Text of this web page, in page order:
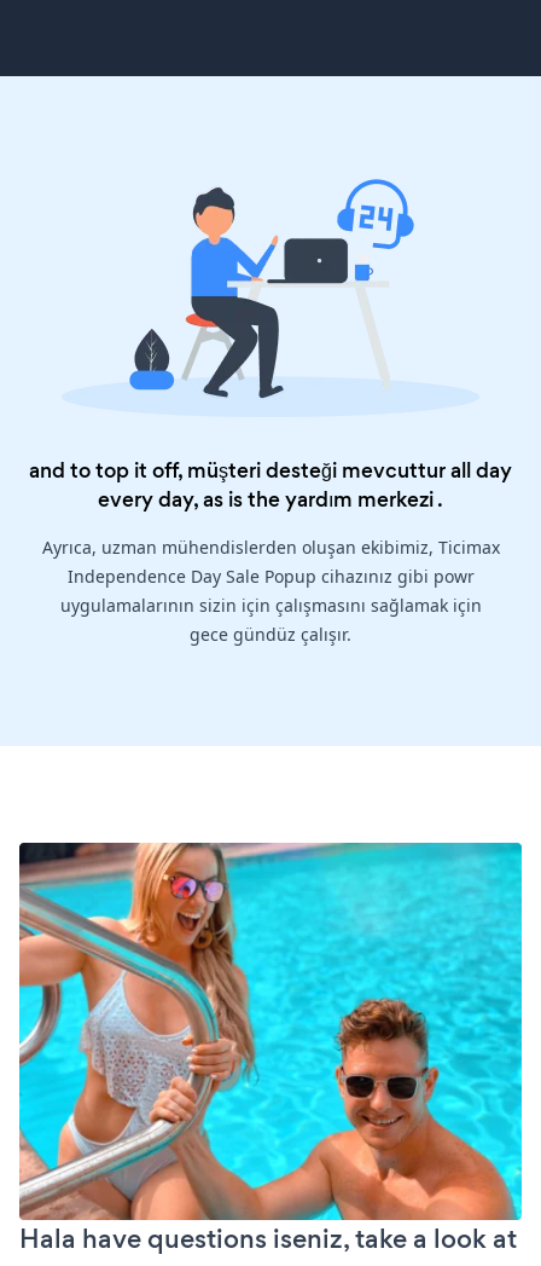
and to top it off, müşteri desteği mevcuttur all day
every day, as is theyardım merkezi.
Ayrıca, uzman mühendislerden oluşan ekibimiz, Ticimax
Independence Day Sale Popup cihazınız gibi powr
uygulamalarının sizin için çalışmasını sağlamak için
gece gündüz çalışır.
Hala have questions iseniz, take a look at